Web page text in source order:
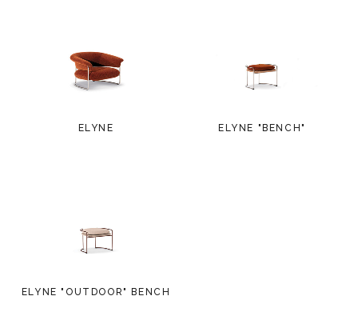
ELYNE ELYNE "BENCH"
ELYNE "OUTDOOR" BENCH